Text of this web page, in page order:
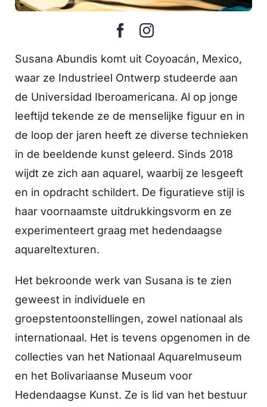
Susana Abundis komt uit Coyoacán, Mexico,
waar ze Industrieel Ontwerp studeerde aan
de Universidad Iberoamericana. Al op jonge
leeftijd tekende ze de menselijke figuur en in
de loop der jaren heeft ze diverse technieken
in de beeldende kunst geleerd. Sinds 2018
wijdt ze zich aan aquarel, waarbij ze lesgeeft
en in opdracht schildert. De figuratieve stijl is
haar voornaamste uitdrukkingsvorm en ze
experimenteert graag met hedendaagse
aquareltexturen.
Het bekroonde werk van Susana is te zien
geweest in individuele en
groepstentoonstellingen, zowel nationaal als
internationaal. Het is tevens opgenomen in de
collecties van het Nationaal Aquarelmuseum
en het Bolivariaanse Museum voor
Hedendaagse Kunst. Ze is lid van het bestuur